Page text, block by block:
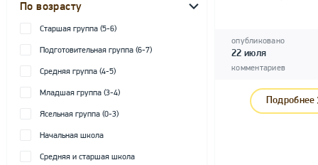
По возрасту
Старшая группа (5-6)
Подготовительная группа (6-7)
Средняя группа (4-5)
Младшая группа (3-4)
Ясельная группа (0-3)
Начальная школа
Средняя и старшая школа
опубликовано
22 июля
комментариев
Подробнее